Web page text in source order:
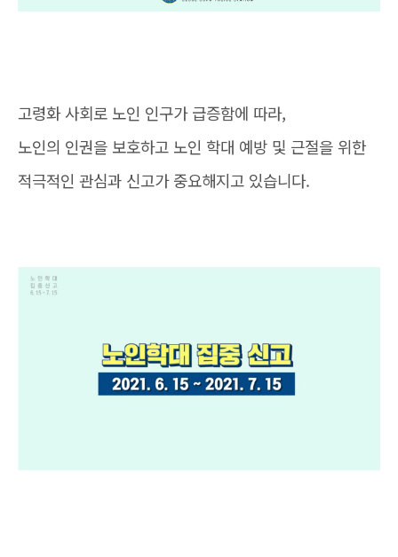
고령화 사회로 노인 인구가 급증함에 따라,
노인의 인권을 보호하고 노인 학대 예방 및 근절을 위한
적극적인 관심과 신고가 중요해지고 있습니다.